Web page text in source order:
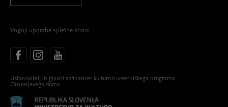
Pogoji uporabe spletne strani
Ustanovitelj in glavni sofinancer kulturno-umetniškega programa
Cankarjevega doma